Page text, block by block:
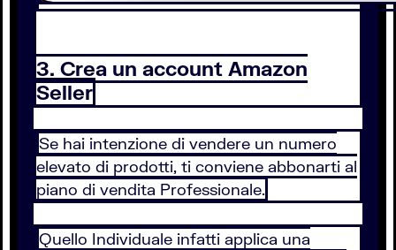
3. Crea un account Amazon
Seller
Se hai intenzione di vendere un numero
elevato di prodotti, ti conviene abbonarti al
piano di vendita Professionale.
Quello Individuale infatti applica una